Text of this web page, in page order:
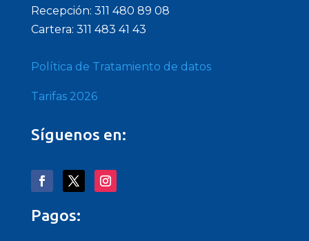
Recepción: 311 480 89 08
Cartera: 311 483 41 43
Política de Tratamiento de datos
Tarifas 2026
Síguenos en:
Pagos: